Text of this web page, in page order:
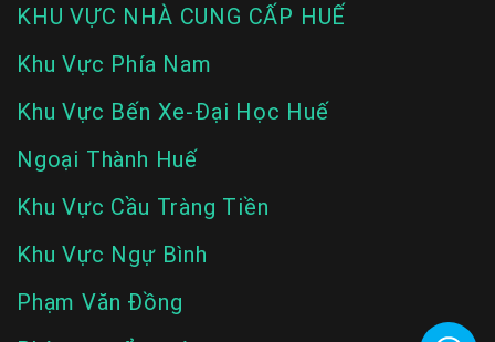
KHU VỰC NHÀ CUNG CẤP HUẾ
Khu Vực Phía Nam
Khu Vực Bến Xe-Đại Học Huế
Ngoại Thành Huế
Khu Vực Cầu Tràng Tiền
Khu Vực Ngự Bình
Phạm Văn Đồng